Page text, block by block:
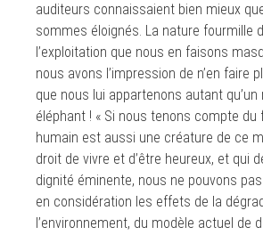
auditeurs connaissaient bien mieux
sommes éloignés. La nature fourmille
l’exploitation que nous en faisons
nous avons l’impression de n’en faire
que nous lui appartenons autant qu’un
éléphant ! « Si nous tenons compte du
humain est aussi une créature de ce
droit de vivre et d’être heureux, et qui
dignité éminente, nous ne pouvons
en considération les effets de la
l’environnement, du modèle actuel de